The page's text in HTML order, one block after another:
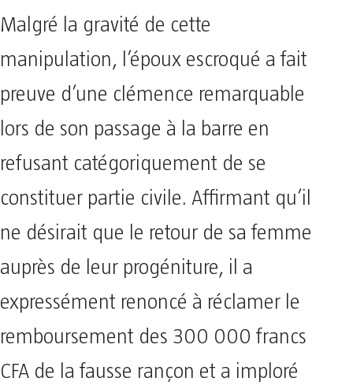
Malgré la gravité de cette
manipulation, l’époux escroqué a fait
preuve d’une clémence remarquable
lors de son passage à la barre en
refusant catégoriquement de se
constituer partie civile. Affirmant qu’il
ne désirait que le retour de sa femme
auprès de leur progéniture, il a
expressément renoncé à réclamer le
remboursement des 300 000 francs
CFA de la fausse rançon et a imploré